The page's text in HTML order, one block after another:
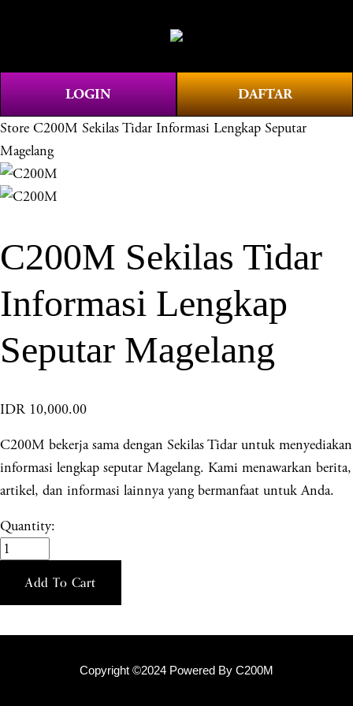
e
u
LOGIN DAFTAR
Store C200M Sekilas Tidar Informasi Lengkap Seputar
Magelang
C200M Sekilas Tidar
Informasi Lengkap
Seputar Magelang
IDR 10,000.00
C200M bekerja sama dengan Sekilas Tidar untuk menyediakan
informasi lengkap seputar Magelang. Kami menawarkan berita,
artikel, dan informasi lainnya yang bermanfaat untuk Anda.
Quantity:
Add To Cart
Copyright ©2024 Powered By C200M